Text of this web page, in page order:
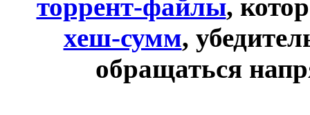
торрент-файлы,
хеш-сумм,
обращаться